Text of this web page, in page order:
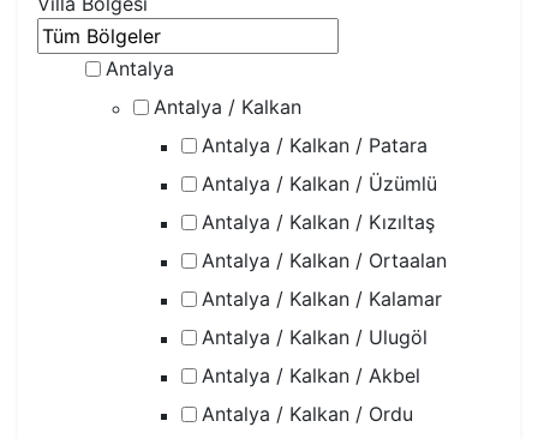
Antalya
Antalya / Kalkan
Antalya / Kalkan / Patara
Antalya / Kalkan / Üzümlü
Antalya / Kalkan / Kızıltaş
Antalya / Kalkan / Ortaalan
Antalya / Kalkan / Kalamar
Antalya / Kalkan / Ulugöl
Antalya / Kalkan / Akbel
Antalya / Kalkan / Ordu